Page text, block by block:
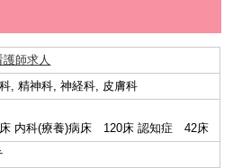
師求人
, 精神科, 神経科, 皮膚科
内科(療養)病床 120床 認知症 42床